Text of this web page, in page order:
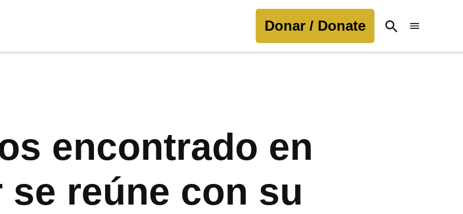
Donar / Donate
Open
Search
encontrado en
reúne con su